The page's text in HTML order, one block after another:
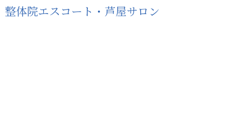
整体院エスコート・芦屋サロン